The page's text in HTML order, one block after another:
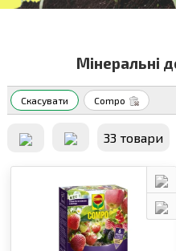
Мінеральні
Скасувати Compo
33 товари